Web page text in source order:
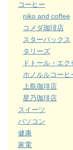
コーヒー
niko and coffee
コメダ珈琲店
スターバックス
タリーズ
ドトール・エ
ホノルルコーヒ
上島珈琲店
星乃珈琲店
スイーツ
パソコン
健康
家電